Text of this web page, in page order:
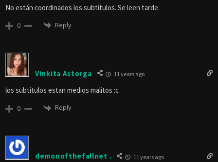
No están coordinados los subtítulos. Se leen tarde.
0 Reply
Vinkita Astorga 11 years ago
los subtitulos estan medios malitos :c
0 Reply
demonofthefallnet . 11 years ago